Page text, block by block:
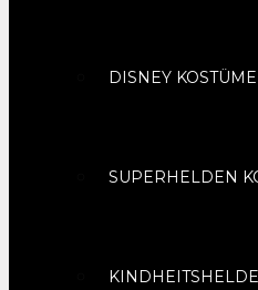
DISNEY KOSTÜME
SUPERHELDEN